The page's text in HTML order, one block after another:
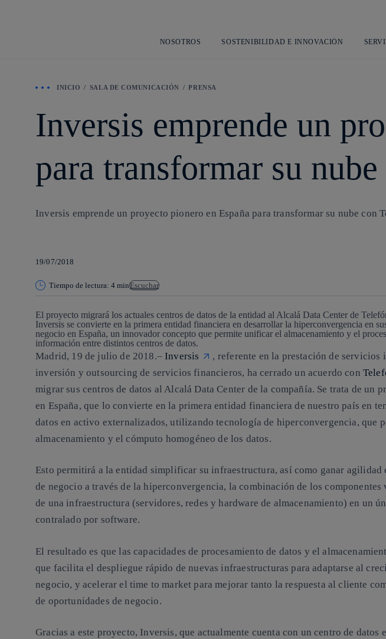
principal
NOSOTROS SOSTENIBILIDAD E INNOVACIÓN
INICIO SALA DE COMUNICACIÓN PRENSA
Inversis emprende un
para transformar su
Inversis emprende un proyecto pionero en España para transformar su nube con
19/07/2018
Tiempo de lectura: 4 minEscuchar
El proyecto migrará los actuales centros de datos de la entidad al Alcalá Data Center de
Inversis se convierte en la primera entidad financiera en desarrollar la hiperconvergencia en
negocio en España, un innovador concepto que permite unificar el almacenamiento y el
información entre distintos centros de datos.
Madrid, 19 de julio de 2018.– Inversis
, referente en la prestación de servicios
inversión y outsourcing de servicios financieros, ha cerrado un acuerdo con
migrar sus centros de datos al Alcalá Data Center de la compañía. Se trata de un
en España, que lo convierte en la primera entidad financiera de nuestro país en
datos en activo externalizados, utilizando tecnología de hiperconvergencia, que
almacenamiento y el cómputo homogéneo de los datos.
Esto permitirá a la entidad simplificar su infraestructura, así como ganar agilidad
de negocio a través de la hiperconvergencia, la combinación de los
de una infraestructura (servidores, redes y hardware de almacenamiento) en un
contralado por software.
El resultado es que las capacidades de procesamiento de datos y el
que facilita el despliegue rápido de nuevas infraestructuras para adaptarse al
negocio, y acelerar el time to market para mejorar tanto la respuesta al cliente
de oportunidades de negocio.
Gracias a este proyecto, Inversis, que actualmente cuenta con un centro de datos